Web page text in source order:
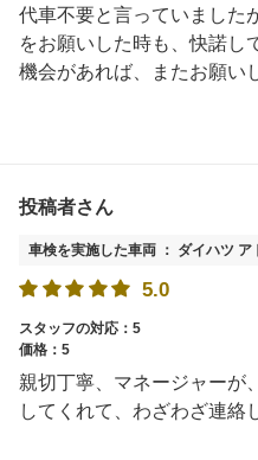
代車不要と言っていました
をお願いした時も、快諾し
機会があれば、またお願い
投稿者さん
車検を実施した車両 ： ダイハツ ア
5.0
スタッフの対応：5
価格：5
親切丁寧、マネージャーが
してくれて、わざわざ連絡